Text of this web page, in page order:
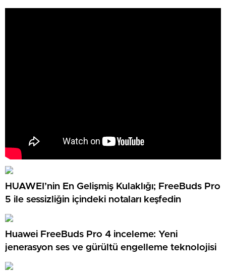
HUAWEI’nin En Gelişmiş Kulaklığı; FreeBuds Pro
5 ile sessizliğin içindeki notaları keşfedin
Huawei FreeBuds Pro 4 inceleme: Yeni
jenerasyon ses ve gürültü engelleme teknolojisi